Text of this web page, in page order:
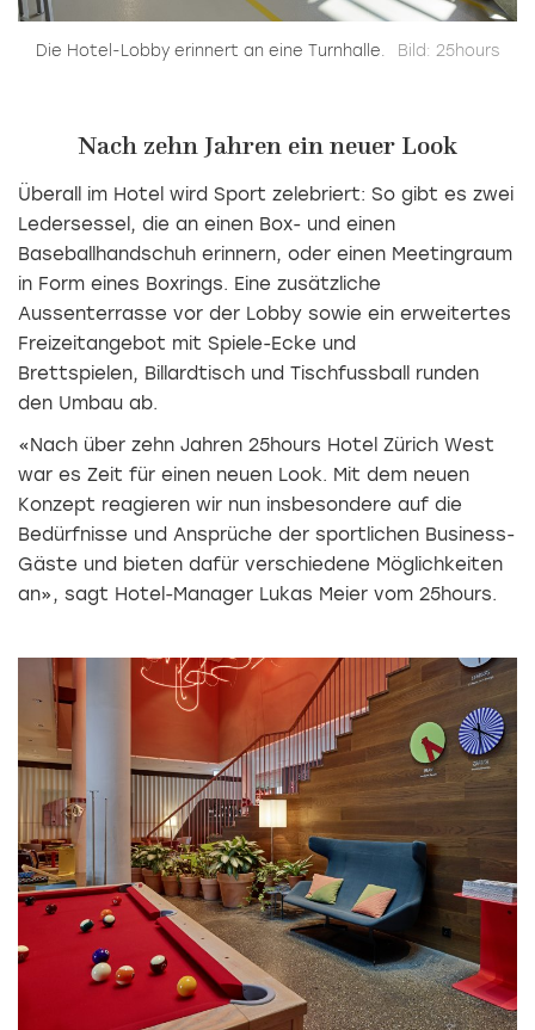
Die Hotel-Lobby erinnert an eine Turnhalle. Bild: 25hours
Nach zehn Jahren ein neuer Look
Überall im Hotel wird Sport zelebriert: So gibt es zwei
Ledersessel, die an einen Box- und einen
Baseballhandschuh erinnern, oder einen Meetingraum
in Form eines Boxrings. Eine zusätzliche
Aussenterrasse vor der Lobby sowie ein erweitertes
Freizeitangebot mit Spiele-Ecke und
Brettspielen, Billardtisch und Tischfussball runden
den Umbau ab.
«Nach über zehn Jahren 25hours Hotel Zürich West
war es Zeit für einen neuen Look. Mit dem neuen
Konzept reagieren wir nun insbesondere auf die
Bedürfnisse und Ansprüche der sportlichen Business-
Gäste und bieten dafür verschiedene Möglichkeiten
an», sagt Hotel-Manager Lukas Meier vom 25hours.